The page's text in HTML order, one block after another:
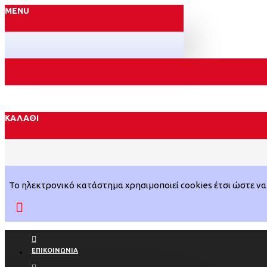
MENU
ΚΑΛΆΘΙ
Το ηλεκτρονικό κατάστημα χρησιμοποιεί cookies έτσι ώστε
ΕΠΙΚΟΙΝΩΝΊΑ